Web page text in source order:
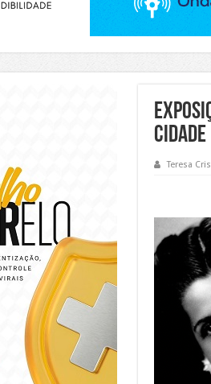
Teresa